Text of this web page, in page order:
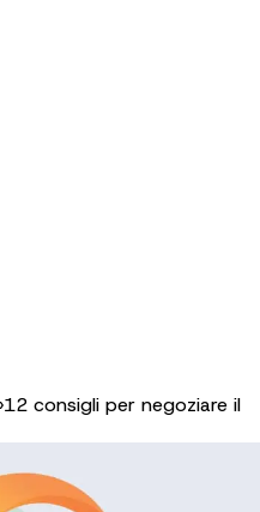
›12 consigli per negoziare il